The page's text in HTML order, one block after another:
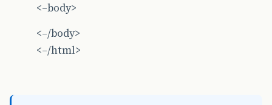
<–body>
<–/body>
<–/html>